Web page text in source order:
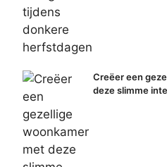
Creëer een
deze slimme